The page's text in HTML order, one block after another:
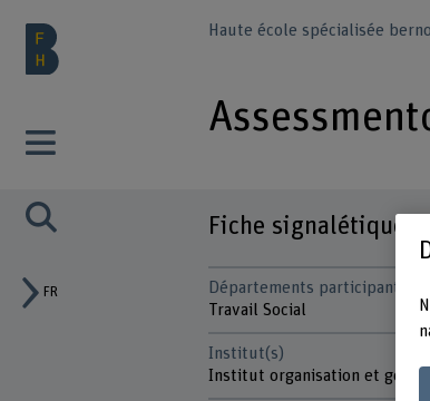
FR
Haute école spécialisée
Fiche signalétique
Départements participants
Travail Social
Institut(s)
Institut organisation et